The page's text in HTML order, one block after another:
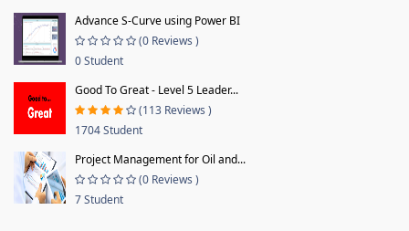
Advance S-Curve using Power BI
(0 Reviews )
0 Student
Good To Great - Level 5 Leader...
(113 Reviews )
1704 Student
Project Management for Oil and...
(0 Reviews )
7 Student